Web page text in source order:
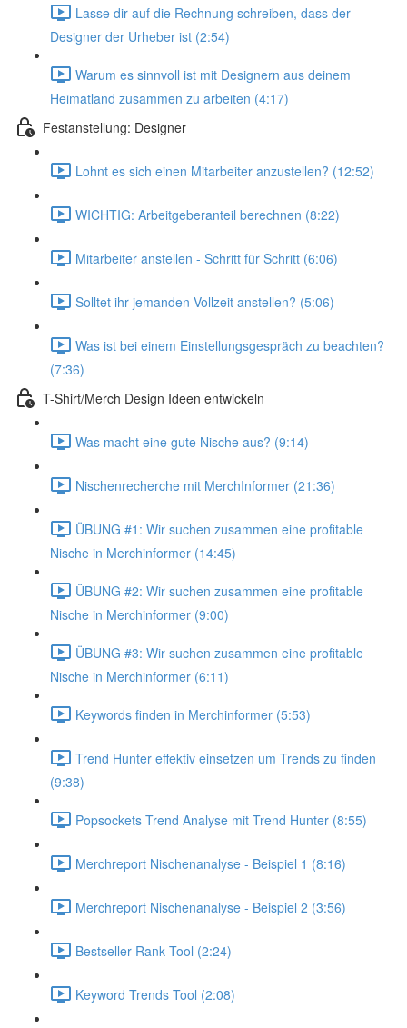
Lasse dir auf die Rechnung schreiben, dass der
Designer der Urheber ist (2:54)
Warum es sinnvoll ist mit Designern aus deinem
Heimatland zusammen zu arbeiten (4:17)
Festanstellung: Designer
Lohnt es sich einen Mitarbeiter anzustellen? (12:52)
WICHTIG: Arbeitgeberanteil berechnen (8:22)
Mitarbeiter anstellen - Schritt für Schritt (6:06)
Solltet ihr jemanden Vollzeit anstellen? (5:06)
Was ist bei einem Einstellungsgespräch zu beachten?
(7:36)
T-Shirt/Merch Design Ideen entwickeln
Was macht eine gute Nische aus? (9:14)
Nischenrecherche mit MerchInformer (21:36)
ÜBUNG #1: Wir suchen zusammen eine profitable
Nische in Merchinformer (14:45)
ÜBUNG #2: Wir suchen zusammen eine profitable
Nische in Merchinformer (9:00)
ÜBUNG #3: Wir suchen zusammen eine profitable
Nische in Merchinformer (6:11)
Keywords finden in Merchinformer (5:53)
Trend Hunter effektiv einsetzen um Trends zu finden
(9:38)
Popsockets Trend Analyse mit Trend Hunter (8:55)
Merchreport Nischenanalyse - Beispiel 1 (8:16)
Merchreport Nischenanalyse - Beispiel 2 (3:56)
Bestseller Rank Tool (2:24)
Keyword Trends Tool (2:08)